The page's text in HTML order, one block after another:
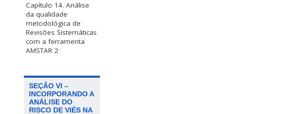
Capítulo 14. Análise
da qualidade
metodológica de
Revisões Sistemáticas
com a ferramenta
AMSTAR 2
SEÇÃO VI –
INCORPORANDO A
ANÁLISE DO
RISCO DE VIÉS NA